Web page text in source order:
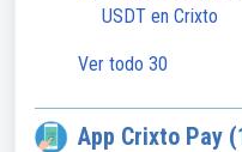
USDT en Crixto
Ver todo 30
App Crixto Pay